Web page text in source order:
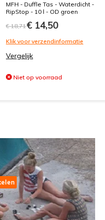
MFH - Duffle Tas - Waterdicht -
RipStop - 10 l - OD groen
€ 18,71€ 14,50
Klik voor verzendinformatie
Vergelijk
Niet op voorraad